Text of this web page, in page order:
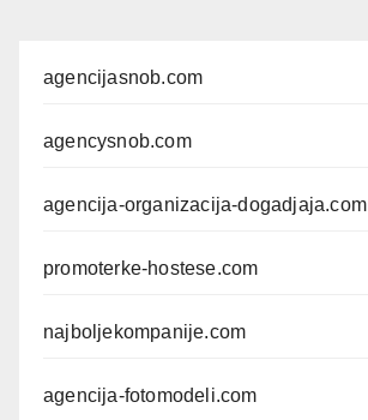
agencijasnob.com
agencysnob.com
agencija-organizacija-dogadjaja.com
promoterke-hostese.com
najboljekompanije.com
agencija-fotomodeli.com